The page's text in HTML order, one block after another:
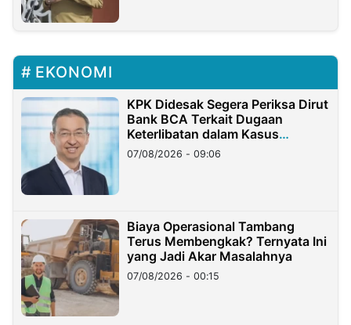
EKONOMI
KPK Didesak Segera Periksa Dirut
Bank BCA Terkait Dugaan
Keterlibatan dalam Kasus
Hilangnya Dana Nasabah Rp2,58
Miliar
07/08/2026 - 09:06
Biaya Operasional Tambang
Terus Membengkak? Ternyata Ini
yang Jadi Akar Masalahnya
07/08/2026 - 00:15